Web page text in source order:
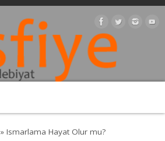
» Ismarlama Hayat Olur mu?